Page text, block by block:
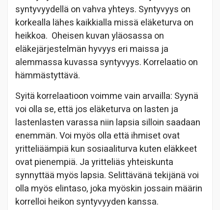
syntyvyydellä on vahva yhteys. Syntyvyys on
korkealla lähes kaikkialla missä eläketurva on
heikkoa. Oheisen kuvan yläosassa on
eläkejärjestelmän hyvyys eri maissa ja
alemmassa kuvassa syntyvyys. Korrelaatio on
hämmästyttävä.
Syitä korrelaatioon voimme vain arvailla: Syynä
voi olla se, että jos eläketurva on lasten ja
lastenlasten varassa niin lapsia silloin saadaan
enemmän. Voi myös olla että ihmiset ovat
yritteliäämpiä kun sosiaaliturva kuten eläkkeet
ovat pienempiä. Ja yritteliäs yhteiskunta
synnyttää myös lapsia. Selittävänä tekijänä voi
olla myös elintaso, joka myöskin jossain määrin
korrelloi heikon syntyvyyden kanssa.